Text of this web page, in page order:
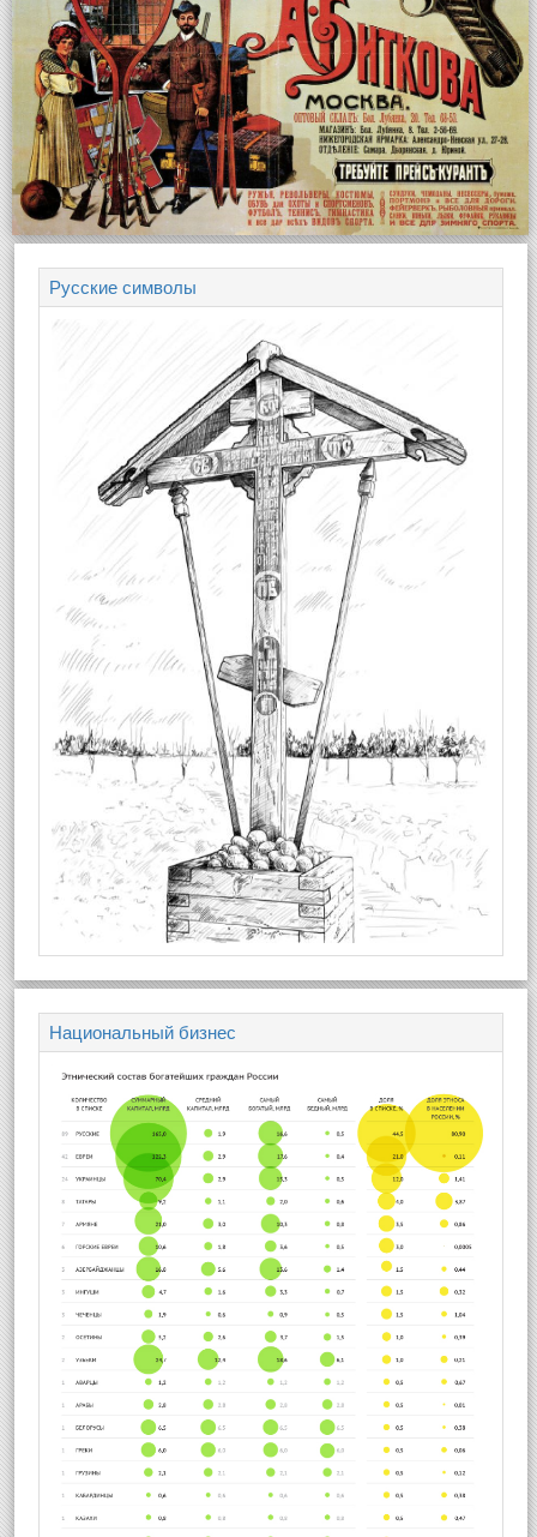
Русские символы
Национальный бизнес